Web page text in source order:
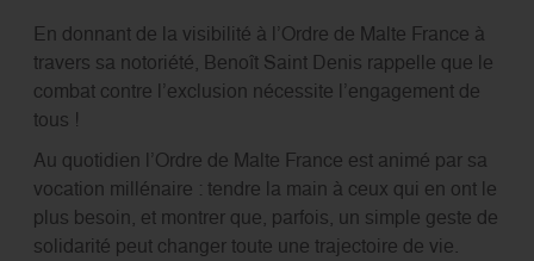
En donnant de la visibilité à l’Ordre de Malte France à
travers sa notoriété, Benoît Saint Denis rappelle que le
combat contre l’exclusion nécessite l’engagement de
tous !
Au quotidien l’Ordre de Malte France est animé par sa
vocation millénaire : tendre la main à ceux qui en ont le
plus besoin, et montrer que, parfois, un simple geste de
solidarité peut changer toute une trajectoire de vie.